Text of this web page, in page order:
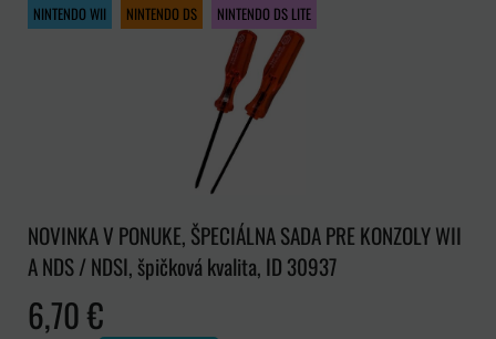
NINTENDO WII NINTENDO DS NINTENDO DS LITE
NOVINKA V PONUKE, ŠPECIÁLNA SADA PRE KONZOLY WII
A NDS / NDSI, špičková kvalita, ID 30937
6,70 €